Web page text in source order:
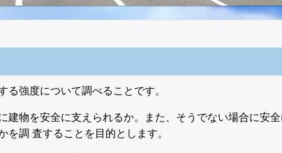
強度について調べることです。
建物を安全に支えられるか。また、そうでない場合に安
調 査することを目的とします。